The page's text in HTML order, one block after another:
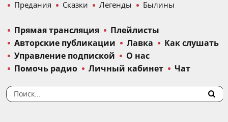
Предания Сказки Легенды Былины
Прямая трансляция
Плейлисты
Авторские публикации
Лавка
Как слушать
Управление подпиской
О нас
Помочь радио
Личный кабинет Чат